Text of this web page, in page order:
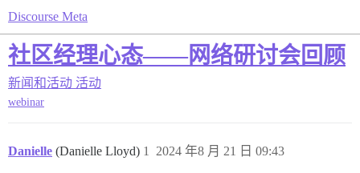
Discourse Meta
社区经理心态——网络研讨会回顾
新闻和活动 活动
webinar
Danielle (Danielle Lloyd) 2024 年8 月 21 日 09:43
1